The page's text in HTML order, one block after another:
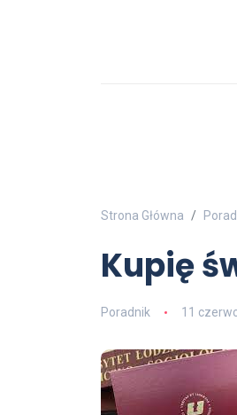
Strona Główna
Kupię
Poradnik 11